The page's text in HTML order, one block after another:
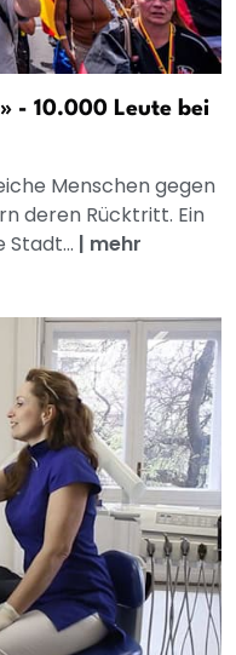
- 10.000 Leute bei
Menschen gegen
deren Rücktritt. Ein
Stadt... | mehr